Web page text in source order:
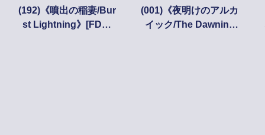
(192)《噴出の稲妻/Bur
st Lightning》[FDN]
(001)《夜明けのアルカ
イック/The Dawning